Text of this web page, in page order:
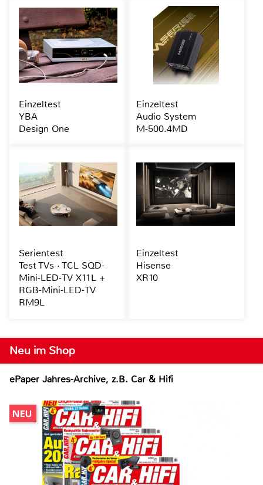
Neu im Shop
ePaper Jahres-Archive, z.B. Car & Hifi
Einzeltest
YBA
Design One
Einzeltest
Audio System
M-500.4MD
Serientest
Test TVs · TCL SQD-
Mini-LED-TV X11L +
RGB-Mini-LED-TV
RM9L
Einzeltest
Hisense
XR10